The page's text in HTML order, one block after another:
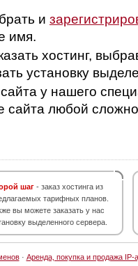
и
имя.
хостинг,
установку
сайта у нашего
сайта любой
шаг - заказ хостинга из
тарифных планов.
вы можете заказать у нас
выделенного сервера.
· Аренда, покупка и продажа IP-